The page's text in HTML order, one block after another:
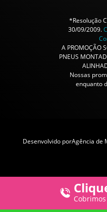
*Resolução
30/09/2009.
A PROMOÇÃO
PNEUS
Nossas
enquanto
Desenvolvido porAgência de